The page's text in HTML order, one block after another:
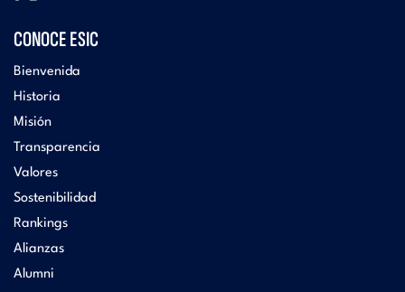
CONOCE ESIC
Bienvenida
Historia
Misión
Transparencia
Valores
Sostenibilidad
Rankings
Alianzas
Alumni